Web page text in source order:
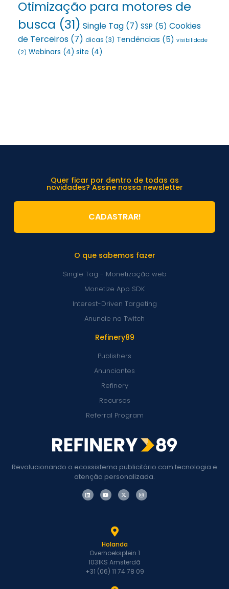
Otimização para motores de
busca (31) Single Tag (7) SSP (5) Cookies
de Terceiros (7) dicas (3) Tendências (5) visibilidade
(2) Webinars (4) site (4)
Revolucionando o ecossistema publicitário com tecnologia e
atenção personalizada.
Refinery89
Publishers
Anunciantes
Refinery
Recursos
Referral Program
O que sabemos fazer
Single Tag - Monetização web
Monetize App SDK
Interest-Driven Targeting
Anuncie no Twitch
Quer ficar por dentro de todas as
novidades? Assine nossa newsletter
CADASTRAR!
Holanda
Overhoeksplein 1
1031KS Amsterdã
+31 (06) 11 74 78 09